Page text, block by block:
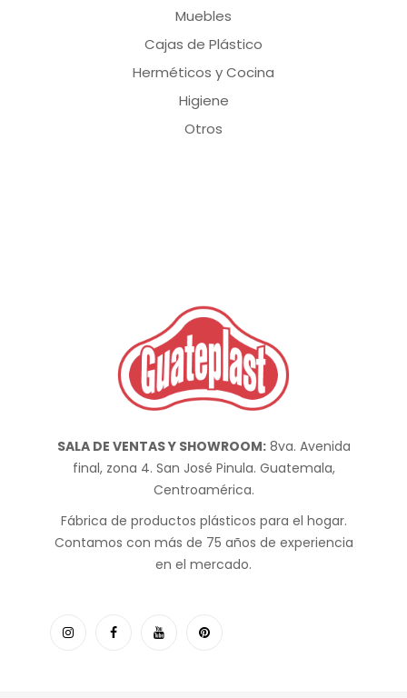
Muebles
Cajas de Plástico
Herméticos y Cocina
Higiene
Otros
SALA DE VENTAS Y SHOWROOM:8va. Avenida
final, zona 4. San José Pinula. Guatemala,
Centroamérica.
Fábrica de productos plásticos para el hogar.
Contamos con más de 75 años de experiencia
en el mercado.